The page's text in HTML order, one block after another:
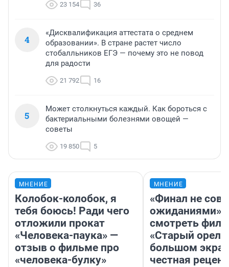
23 154 36
4
«Дисквалификация аттестата о среднем
образовании». В стране растет число
стобалльников ЕГЭ — почему это не повод
для радости
21 792 16
5
Может столкнуться каждый. Как бороться с
бактериальными болезнями овощей —
советы
19 850 5
МНЕНИЕ
Колобок-колобок, я
тебя боюсь! Ради чего
отложили прокат
«Человека-паука» —
отзыв о фильме про
«человека-булку»
МНЕНИЕ
«Финал не
ожиданиями»:
смотреть
«Старый орел»
большом
честная